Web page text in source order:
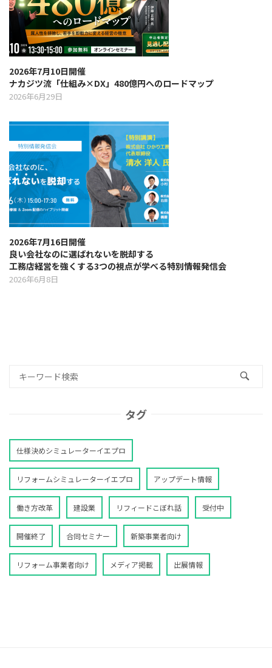
2026年7月10日開催
ナカジツ流「仕組み×DX」480億円へのロードマップ
2026年6月29日
2026年7月16日開催
良い会社なのに選ばれないを脱却する
工務店経営を強くする3つの視点が学べる特別情報発信会
2026年6月8日
タグ
仕様決めシミュレーターイエプロ
リフォームシミュレーターイエプロ アップデート情報
働き方改革 建設業 リフィードこぼれ話 受付中
開催終了 合同セミナー 新築事業者向け
リフォーム事業者向け メディア掲載 出展情報